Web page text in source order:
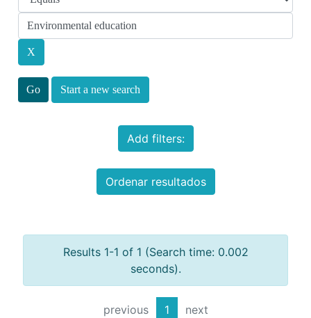
Start a new search
Add filters:
Ordenar resultados
Results 1-1 of 1 (Search time: 0.002
seconds).
previous 1 next